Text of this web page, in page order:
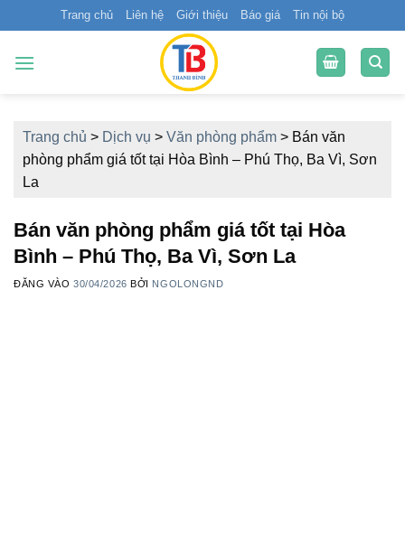
qua
nội
Trang chủ Liên hệ Giới thiệu Báo giá Tin nội bộ
Trang chủ > Dịch vụ > Văn phòng phẩm > Bán văn
phòng phẩm giá tốt tại Hòa Bình – Phú Thọ, Ba Vì, Sơn
La
Bán văn phòng phẩm giá tốt tại Hòa
Bình – Phú Thọ, Ba Vì, Sơn La
ĐĂNG VÀO30/04/2026 BỞI NGOLONGND